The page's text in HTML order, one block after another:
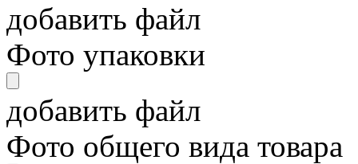
добавить файл
Фото упаковки
добавить файл
Фото общего вида товара